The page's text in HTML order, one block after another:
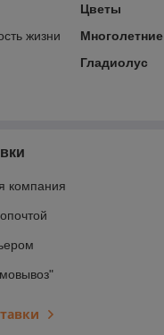
Цветы
жизни
Многолетние
Гладиолус
компания